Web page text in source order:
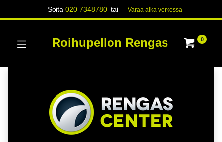
Soita020 7348780 tai Varaa aika verk​​​​ossa
Roihupellon Rengas 0